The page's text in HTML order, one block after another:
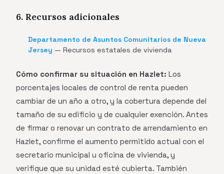
6. Recursos adicionales
Departamento de Asuntos Comunitarios de Nueva
Jersey — Recursos estatales de vivienda
Cómo confirmar su situación en Hazlet: Los
porcentajes locales de control de renta pueden
cambiar de un año a otro, y la cobertura depende del
tamaño de su edificio y de cualquier exención. Antes
de firmar o renovar un contrato de arrendamiento en
Hazlet, confirme el aumento permitido actual con el
secretario municipal u oficina de vivienda, y
verifique que su unidad esté cubierta. También